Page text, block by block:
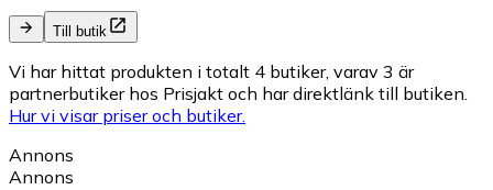
Till butik
Vi har hittat produkten i totalt 4 butiker, varav 3 är
partnerbutiker hos Prisjakt och har direktlänk till butiken.
Hur vi visar priser och butiker.
Annons
Annons